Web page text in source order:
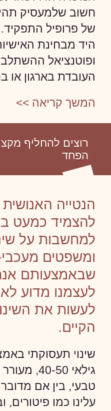
חשוב שלמעסיק
של פרופיל
היד מבחינת
ופוטנציאל
העובדת בארגון או
המשך קריאה >>
רוצים להחליף
הפחד
הנטייה
להצמיד כמעט
למחשבות על
ומשפטים מעכבי-
שבאמצעותם
לעצמנו מדוע לא
לעשות את
הקיים.
שינוי תעסוקתי
גילאי 40-
טבעי, בין אם
עלינו כמו פיטורים,